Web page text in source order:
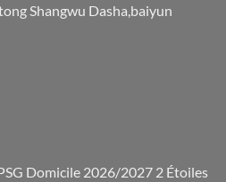
Shangwu Dasha,baiyun
Domicile 2026/2027 2 Étoiles